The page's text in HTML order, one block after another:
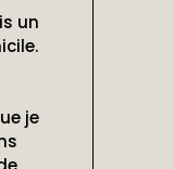
un
je